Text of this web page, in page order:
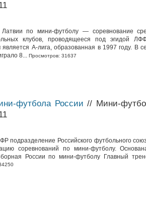
по мини-футболу — соревнование
клубов, проводящееся под эгидой
является А-лига, образованная в 1997 году. В
8... Просмотров: 31637
футбола России // Мини-
подразделение Российского футбольного
соревнований по мини-футболу.
России по мини-футболу Главный